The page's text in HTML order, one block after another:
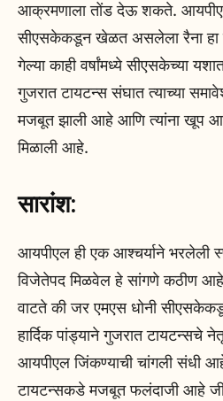
आक्रमणाला तोंड देऊ शकते.
सीएसकेकडून खेळत असलेला रैना हा
गेल्या काही वर्षांमध्ये सीएसकेच्या
गुजरात टायटन्स संघात त्याच्या
मजबूत झाली आहे आणि त्यांना खूप
मिळाली आहे.
सारांश:
आयपीएल ही एक आश्चर्याने भरलेली
विजेतेपद मिळवेल हे सांगणे कठीण
वाटते की जर एमएस धोनी
हार्दिक पांड्याने गुजरात टायटन्सचे
आयपीएल जिंकण्याची चांगली संधी
टायटन्सकडे मजबूत फलंदाजी आहे जी